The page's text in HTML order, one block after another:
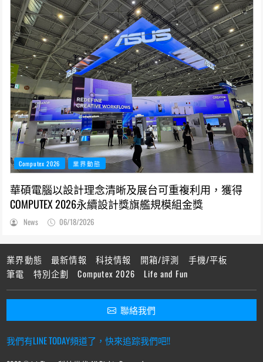
Computex 2026 業界動態
華碩電腦以設計理念清晰及展台可重複利用，獲得
COMPUTEX 2026永續設計獎旗艦規模組金獎
News 06/18/2026
業界動態 最新情報 科技情報 開箱/評測
手機/平板
筆電
特別企劃 Computex 2026 Life and Fun
聯絡我們
我們有LINE TODAY頻道了，快來追踪我們吧!!